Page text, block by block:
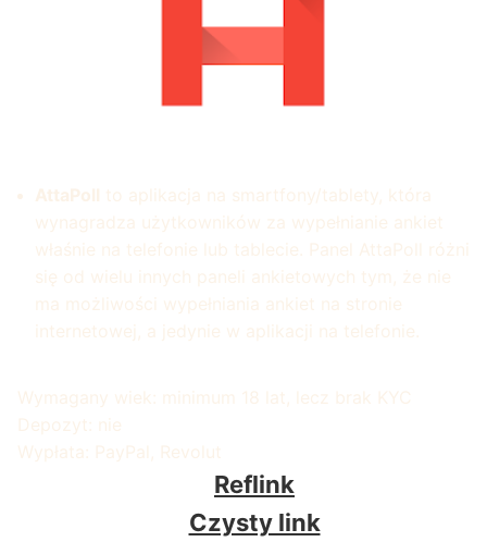
AttaPoll to aplikacja na smartfony/tablety, która
wynagradza użytkowników za wypełnianie ankiet
właśnie na telefonie lub tablecie. Panel AttaPoll różni
się od wielu innych paneli ankietowych tym, że nie
ma możliwości wypełniania ankiet na stronie
internetowej, a jedynie w aplikacji na telefonie.
Wymagany wiek: minimum 18 lat, lecz brak KYC
Depozyt: nie
Wypłata: PayPal, Revolut
Reflink
Czysty link